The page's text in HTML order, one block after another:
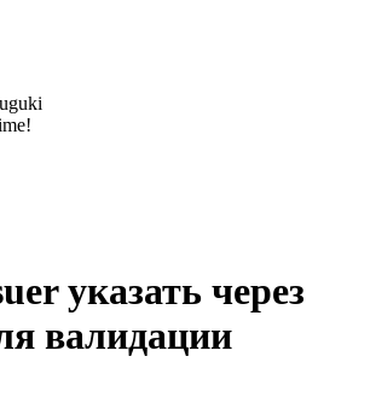
указать через
валидации